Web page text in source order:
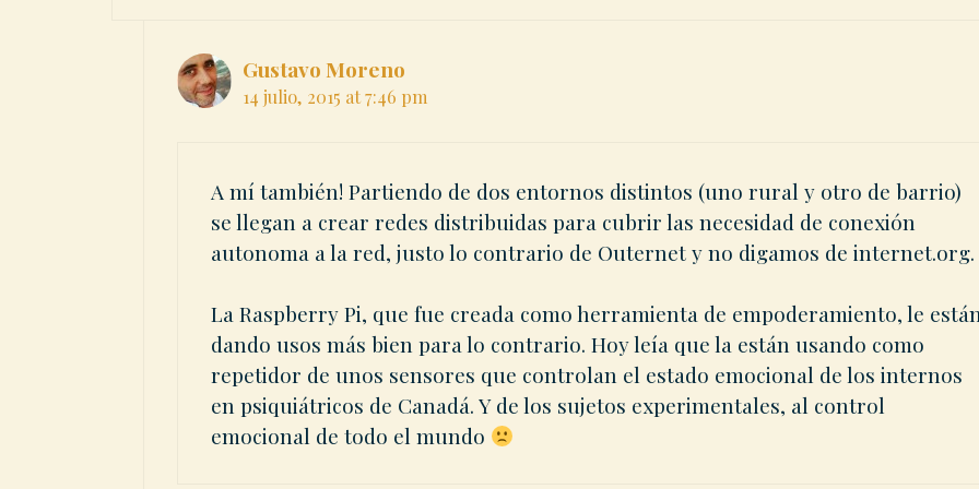
Gustavo Moreno
14 julio, 2015 at 7:46 pm
A mí también! Partiendo de dos entornos distintos (uno rural y otro de barrio)
se llegan a crear redes distribuidas para cubrir las necesidad de conexión
autonoma a la red, justo lo contrario de Outernet y no digamos de internet.org.
La Raspberry Pi, que fue creada como herramienta de empoderamiento, le
dando usos más bien para lo contrario. Hoy leía que la están usando como
repetidor de unos sensores que controlan el estado emocional de los internos
en psiquiátricos de Canadá. Y de los sujetos experimentales, al control
emocional de todo el mundo